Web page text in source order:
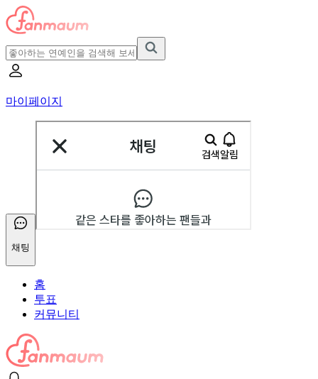
마이페이지
채팅
홈
투표
커뮤니티